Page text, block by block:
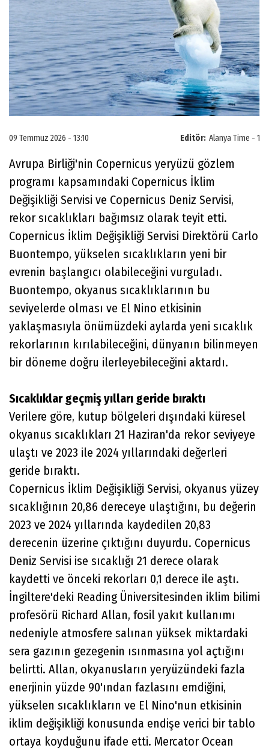
Editör: Alanya Time - 1
09 Temmuz 2026 - 13:10
Avrupa Birliği'nin Copernicus yeryüzü gözlem
programı kapsamındaki Copernicus İklim
Değişikliği Servisi ve Copernicus Deniz Servisi,
rekor sıcaklıkları bağımsız olarak teyit etti.
Copernicus İklim Değişikliği Servisi Direktörü Carlo
Buontempo, yükselen sıcaklıkların yeni bir
evrenin başlangıcı olabileceğini vurguladı.
Buontempo, okyanus sıcaklıklarının bu
seviyelerde olması ve El Nino etkisinin
yaklaşmasıyla önümüzdeki aylarda yeni sıcaklık
rekorlarının kırılabileceğini, dünyanın bilinmeyen
bir döneme doğru ilerleyebileceğini aktardı.
Sıcaklıklar geçmiş yılları geride bıraktı
Verilere göre, kutup bölgeleri dışındaki küresel
okyanus sıcaklıkları 21 Haziran'da rekor seviyeye
ulaştı ve 2023 ile 2024 yıllarındaki değerleri
geride bıraktı.
Copernicus İklim Değişikliği Servisi, okyanus yüzey
sıcaklığının 20,86 dereceye ulaştığını, bu değerin
2023 ve 2024 yıllarında kaydedilen 20,83
derecenin üzerine çıktığını duyurdu. Copernicus
Deniz Servisi ise sıcaklığı 21 derece olarak
kaydetti ve önceki rekorları 0,1 derece ile aştı.
İngiltere'deki Reading Üniversitesinden iklim bilimi
profesörü Richard Allan, fosil yakıt kullanımı
nedeniyle atmosfere salınan yüksek miktardaki
sera gazının gezegenin ısınmasına yol açtığını
belirtti. Allan, okyanusların yeryüzündeki fazla
enerjinin yüzde 90'ından fazlasını emdiğini,
yükselen sıcaklıkların ve El Nino'nun etkisinin
iklim değişikliği konusunda endişe verici bir tablo
ortaya koyduğunu ifade etti. Mercator Ocean